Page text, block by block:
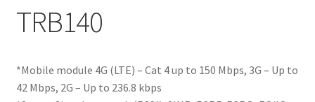
TRB140
*Mobile module 4G (LTE) – Cat 4 up to 150 Mbps, 3G – Up to
42 Mbps, 2G – Up to 236.8 kbps